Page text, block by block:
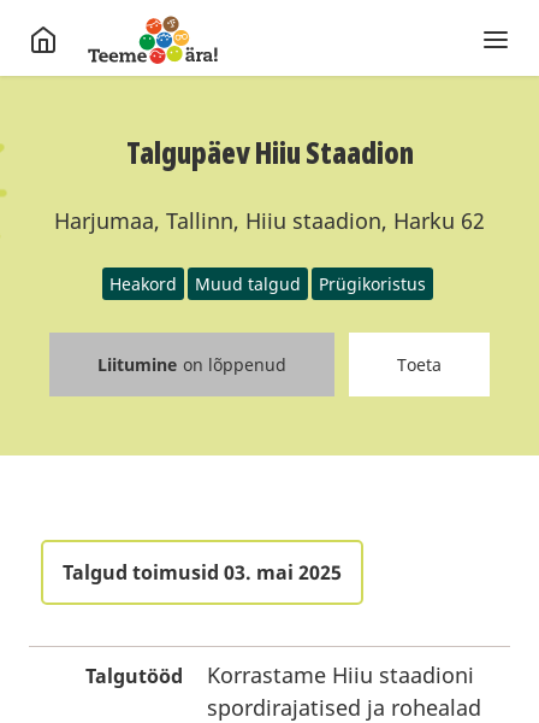
Talgupäev Hiiu Staadion
Harjumaa, Tallinn, Hiiu staadion, Harku 62
Heakord Muud talgud Prügikoristus
Liitumine on lõppenud Toeta
Talgud toimusid 03. mai 2025
Talgutööd
Korrastame Hiiu staadioni
spordirajatised ja rohealad